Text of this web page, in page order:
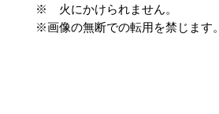
※ 火にかけられません。
※画像の無断での転用を禁じます。